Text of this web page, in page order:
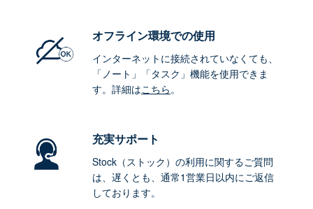
オフライン環境での使用
インターネットに接続されていなくても、
「ノート」「タスク」機能を使用できま
す。詳細はこちら。
充実サポート
Stock（ストック）の利用に関するご質問
は、遅くとも、通常1営業日以内にご返信
しております。